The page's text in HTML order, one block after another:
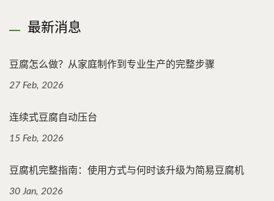
最新消息
豆腐怎么做？从家庭制作到专业生产的完整步骤
27 Feb, 2026
连续式豆腐自动压台
15 Feb, 2026
豆腐机完整指南：使用方式与何时该升级为简易豆腐机
30 Jan, 2026